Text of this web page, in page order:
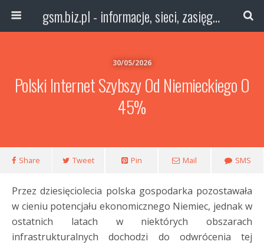
gsm.biz.pl - informacje, sieci, zasięg technologie
30/05/2026
Polski Internet Szybszy Od Niemieckiego O
45%
Share Tweet Pin Mail SMS
Przez dziesięciolecia polska gospodarka pozostawała
w cieniu potencjału ekonomicznego Niemiec, jednak w
ostatnich latach w niektórych obszarach
infrastrukturalnych dochodzi do odwrócenia tej